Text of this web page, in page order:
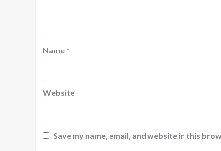
Name *
Website
Save my name, email, and website in this